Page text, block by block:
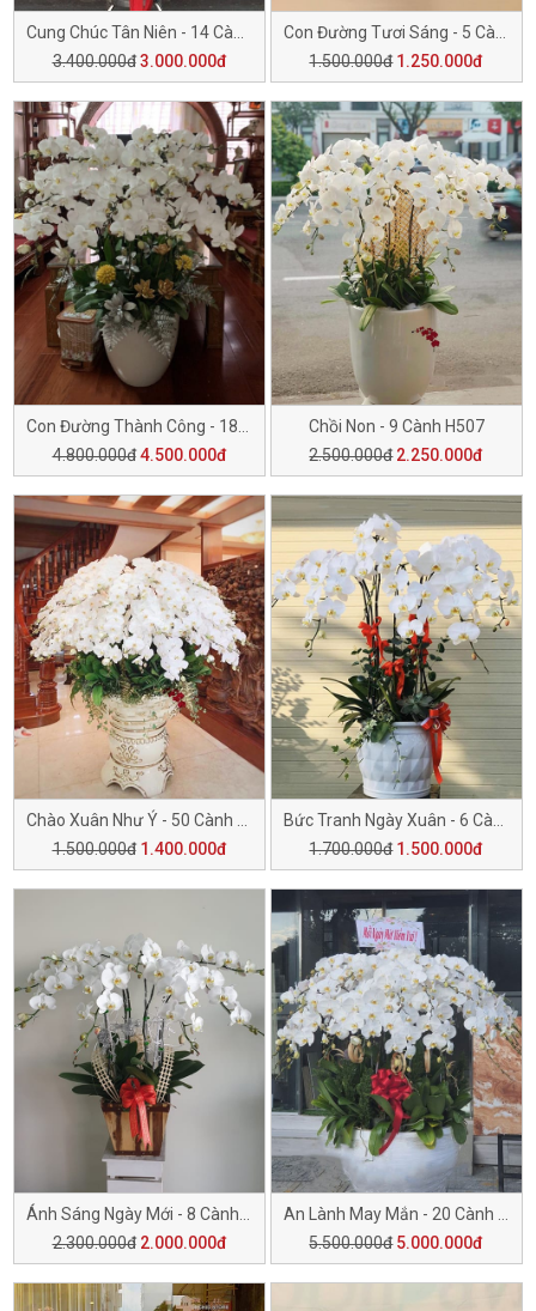
3.400.000đ 3.000.000đ
1.500.000đ 1.250.000đ
4.800.000đ 4.500.000đ
Chồi Non - 9 Cành H507
2.500.000đ 2.250.000đ
1.500.000đ 1.400.000đ
1.700.000đ 1.500.000đ
2.300.000đ 2.000.000đ
5.500.000đ 5.000.000đ